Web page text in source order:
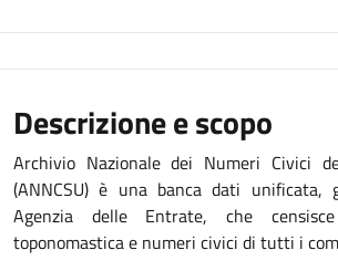
Descrizione e scopo
Archivio Nazionale dei Numeri Civici
(ANNCSU) è una banca dati unificata,
Agenzia delle Entrate, che
toponomastica e numeri civici di tutti i